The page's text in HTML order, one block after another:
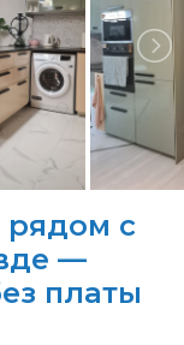
рядом с
—
платы